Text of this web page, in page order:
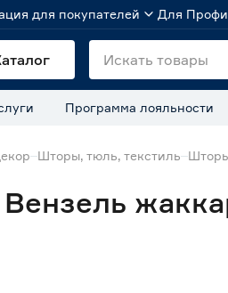
для покупателей Для Профи
Программа лояльности
Шторы, тюль, текстиль